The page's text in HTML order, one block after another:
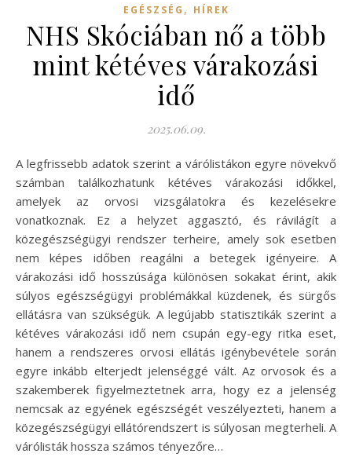
EGÉSZSÉG , HÍREK
NHS Skóciában nő a több
mint kétéves várakozási
idő
2025.06.09.
A legfrissebb adatok szerint a várólistákon egyre növekvő
számban találkozhatunk kétéves várakozási időkkel,
amelyek az orvosi vizsgálatokra és kezelésekre
vonatkoznak. Ez a helyzet aggasztó, és rávilágít a
közegészségügyi rendszer terheire, amely sok esetben
nem képes időben reagálni a betegek igényeire. A
várakozási idő hosszúsága különösen sokakat érint, akik
súlyos egészségügyi problémákkal küzdenek, és sürgős
ellátásra van szükségük. A legújabb statisztikák szerint a
kétéves várakozási idő nem csupán egy-egy ritka eset,
hanem a rendszeres orvosi ellátás igénybevétele során
egyre inkább elterjedt jelenséggé vált. Az orvosok és a
szakemberek figyelmeztetnek arra, hogy ez a jelenség
nemcsak az egyének egészségét veszélyezteti, hanem a
közegészségügyi ellátórendszert is súlyosan megterheli. A
várólisták hossza számos tényezőre…